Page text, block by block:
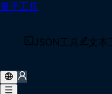
量子工具
JSON工具 文本
首页/术语库
什么是 变分自编
器与变分贝叶斯推断相结
间中，并解码重建或生成